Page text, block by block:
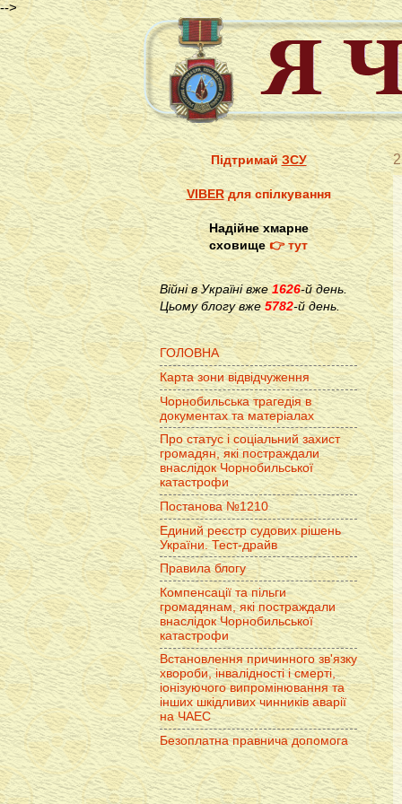
-->
ПідтримайЗСУ
VIBERдля спілкування
Надійне хмарне
сховище👉 тут
Війні в Україні вже1626-й день.
Цьому блогу вже 5782-й день.
ГОЛОВНА
Карта зони відвідчуження
Чорнобильська трагедія в
документах та матеріалах
Про статус і соціальний захист
громадян, які постраждали
внаслідок Чорнобильської
катастрофи
Постанова №1210
Единий реєстр судових рішень
України. Тест-драйв
Правила блогу
Компенсації та пільги
громадянам, які постраждали
внаслідок Чорнобильської
катастрофи
Встановлення причинного зв'язку
хвороби, інвалідності і смерті,
іонізуючого випромінювання та
інших шкідливих чинників аварії
на ЧАЕС
Безоплатна правнича допомога